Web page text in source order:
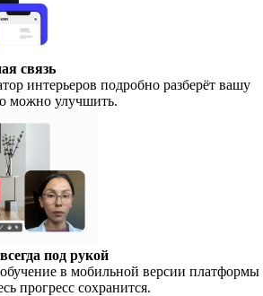
связь
интерьеров подробно разберёт вашу
можно улучшить.
под рукой
в мобильной версии платформы
прогресс сохранится.